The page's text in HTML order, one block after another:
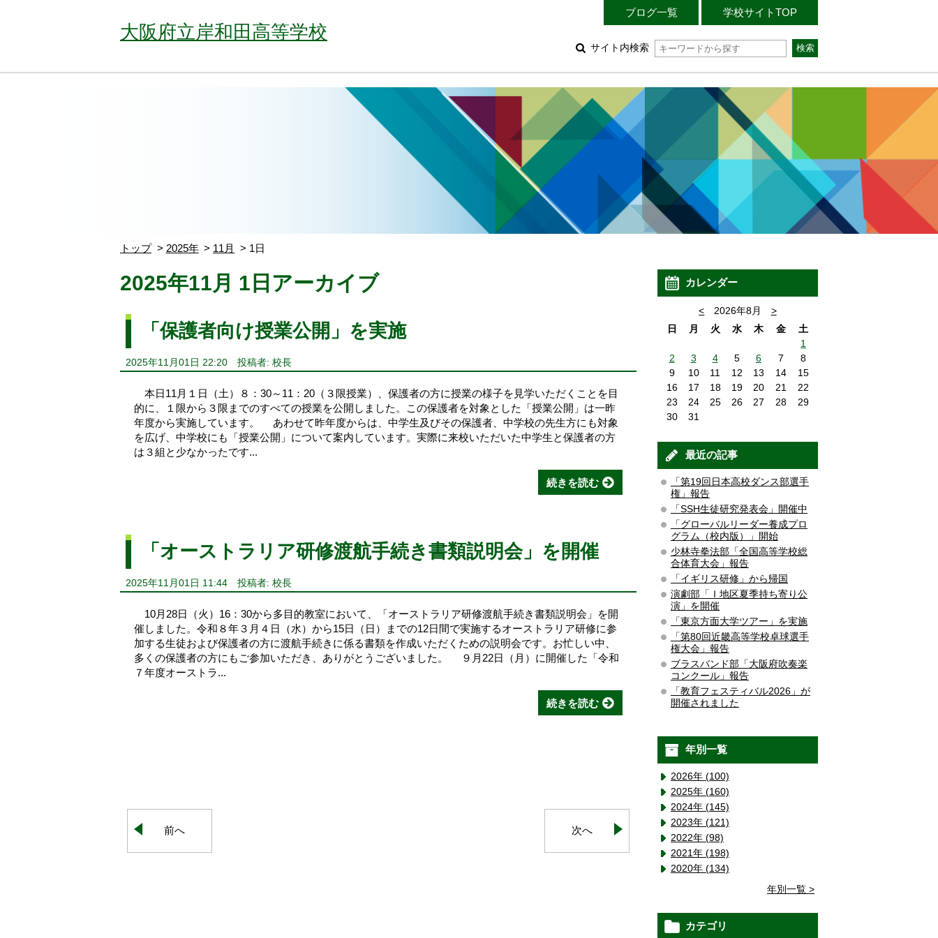
大阪府立岸和田高等学校
ブログ一覧 学校サイトTOP
サイト内検索
トップ 2025年 11月 1日
2025年11月 1日アーカイブ
「保護者向け授業公開」を実施
2025年11月01日 22:20 投稿者: 校長
本日11月１日（土）８：30～11：20（３限授業）、保護者の方に授業の様子を見学いただくことを目
的に、１限から３限までのすべての授業を公開しました。この保護者を対象とした「授業公開」は一昨
年度から実施しています。 あわせて昨年度からは、中学生及びその保護者、中学校の先生方にも対象
を広げ、中学校にも「授業公開」について案内しています。実際に来校いただいた中学生と保護者の方
は３組と少なかったです...
続きを読む
「オーストラリア研修渡航手続き書類説明会」を開催
2025年11月01日 11:44 投稿者: 校長
10月28日（火）16：30から多目的教室において、「オーストラリア研修渡航手続き書類説明会」を開
催しました。令和８年３月４日（水）から15日（日）までの12日間で実施するオーストラリア研修に参
加する生徒および保護者の方に渡航手続きに係る書類を作成いただくための説明会です。お忙しい中、
多くの保護者の方にもご参加いただき、ありがとうございました。 ９月22日（月）に開催した「令和
７年度オーストラ...
続きを読む
前へ 次へ
カレンダー
< 2026年8月
>
日
月 火 水 木 金
土
1
2
3 4 5 6 7
8
9
10 11 12 13 14
15
16
17 18 19 20 21
22
23
24 25 26 27 28
29
30
31
最近の記事
「第19回日本高校ダンス部選手
権」報告
「SSH生徒研究発表会」開催中
「グローバルリーダー養成プロ
グラム（校内版）」開始
少林寺拳法部「全国高等学校総
合体育大会」報告
「イギリス研修」から帰国
演劇部「Ｉ地区夏季持ち寄り公
演」を開催
「東京方面大学ツアー」を実施
「第80回近畿高等学校卓球選手
権大会」報告
ブラスバンド部「大阪府吹奏楽
コンクール」報告
「教育フェスティバル2026」が
開催されました
年別一覧
2026年 (100)
2025年 (160)
2024年 (145)
2023年 (121)
2022年 (98)
2021年 (198)
2020年 (134)
年別一覧 >
カテゴリ